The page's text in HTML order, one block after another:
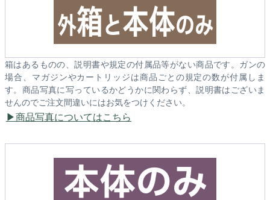
箱はあるものの、説明書や規定の付属品等がない商品です。ガンの
場合、マガジンやカートリッジは商品ごとの規定の数が付属しま
す。商品写真に写っているかどうかに関わらず、説明書はございま
せんのでご注文間違いにはお気をつけください。
商品写真についてはこちら